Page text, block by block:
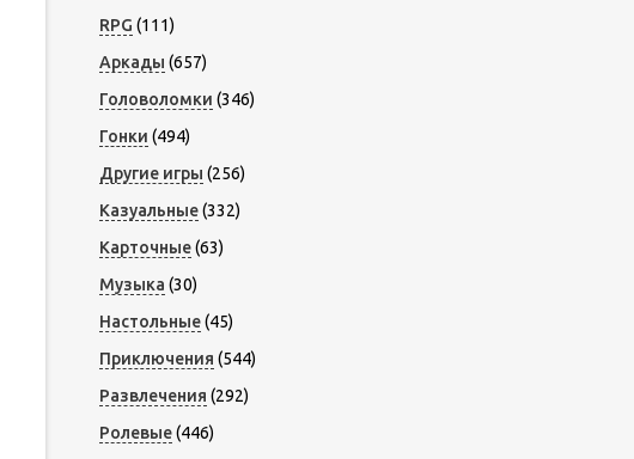
RPG (111)
Аркады (657)
Головоломки (346)
Гонки (494)
Другие игры (256)
Казуальные(332)
Карточные(63)
Музыка (30)
Настольные(45)
Приключения (544)
Развлечения (292)
Ролевые(446)